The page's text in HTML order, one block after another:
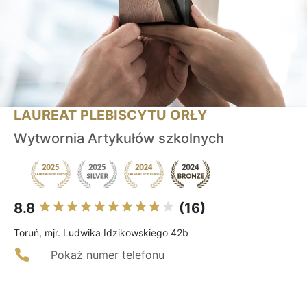
LAUREAT PLEBISCYTU ORŁY
Wytwornia Artykułów szkolnych
8.8 (16)
Toruń, mjr. Ludwika Idzikowskiego 42b
Pokaż numer telefonu